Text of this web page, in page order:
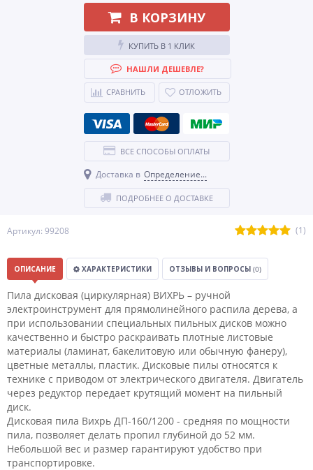
Артикул: 99208 (1)
В КОРЗИНУ
КУПИТЬ В 1 КЛИК
НАШЛИ ДЕШЕВЛЕ?
СРАВНИТЬ ОТЛОЖИТЬ
ВСЕ СПОСОБЫ ОПЛАТЫ
Доставка в Определение...
ПОДРОБНЕЕ О ДОСТАВКЕ
ОПИСАНИЕ ХАРАКТЕРИСТИКИ ОТЗЫВЫ И ВОПРОСЫ (0)
Пила дисковая (циркулярная) ВИХРЬ – ручной
электроинструмент для прямолинейного распила дерева, а
при использовании специальных пильных дисков можно
качественно и быстро раскраивать плотные листовые
материалы (ламинат, бакелитовую или обычную фанеру),
цветные металлы, пластик. Дисковые пилы относятся к
технике с приводом от электрического двигателя. Двигатель
через редуктор передает крутящий момент на пильный
диск.
Дисковая пила Вихрь ДП-160/1200 - cредняя по мощности
пила, позволяет делать пропил глубиной до 52 мм.
Небольшой вес и размер гарантируют удобство при
транспортировке.